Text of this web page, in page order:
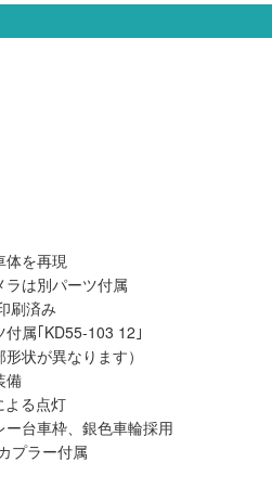
リスト
関西
九州・沖縄
体を再現
は別パーツ付属
刷済み
属｢KD55-103 12｣
状が異なります）
備
よる点灯
台車枠、銀色車輪採用
プラー付属